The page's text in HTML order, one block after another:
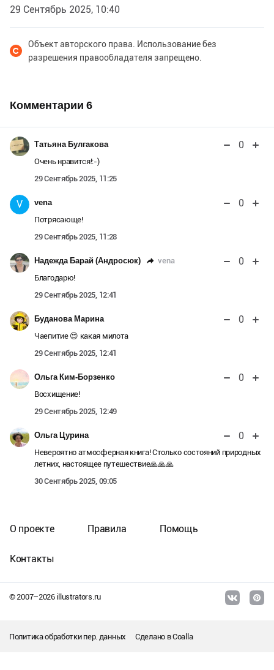
29 Сентябрь 2025, 10:40
Объект авторского права. Использование без
разрешения правообладателя запрещено.
Комментарии 6
Татьяна Булгакова 0
Очень нравится!:-)
29 Сентябрь 2025, 11:25
V vena 0
Потрясающе!
29 Сентябрь 2025, 11:28
Надежда Барай (Андросюк) vena 0
Благодарю!
29 Сентябрь 2025, 12:41
Буданова Марина 0
Чаепитие 😍 какая милота
29 Сентябрь 2025, 12:41
Ольга Ким-Борзенко 0
Восхищение!
29 Сентябрь 2025, 12:49
Ольга Цурина 0
Невероятно атмосферная книга! Столько состояний природных
летних, настоящее путешествие🙏🙏🙏
30 Сентябрь 2025, 09:05
© 2007–2026illustrators.ru
О проекте Правила Помощь
Контакты
Политика обработки пер. данных Сделано вCoalla